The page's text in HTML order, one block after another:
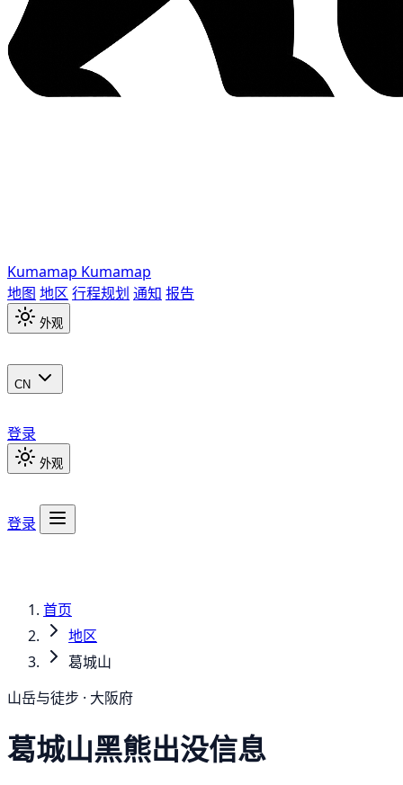
Kumamap Kumamap
地图 地区 行程规划 通知 报告
外观
CN
登录
外观
登录
首页
地区
葛城山
山岳与徒步 · 大阪府
葛城山黑熊出没信息